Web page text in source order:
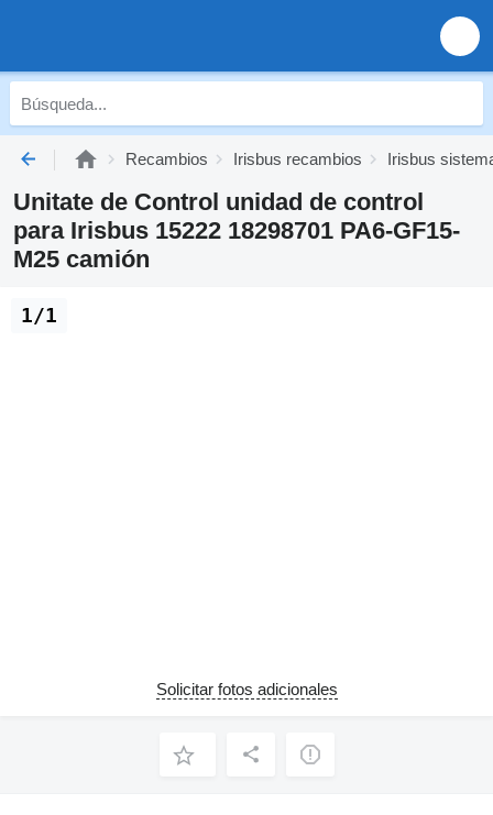
Recambios Irisbus recambios Irisbus
Unitate de Control unidad de control
para Irisbus 15222 18298701 PA6-GF15-
M25 camión
1/1
Solicitar fotos adicionales